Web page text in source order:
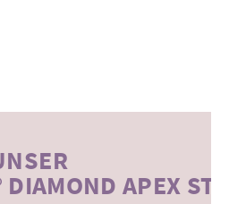
APEX